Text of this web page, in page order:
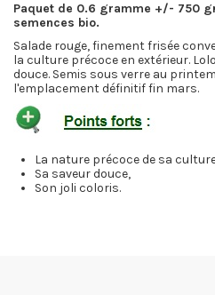
Paquet de 0.6 gramme +/- 750
semences bio.
Salade rouge, finement frisée
la culture précoce en extérieur.
douce. Semis sous verre au
l'emplacement définitif fin mars.
La nature précoce de sa
Sa saveur douce,
Son joli coloris.